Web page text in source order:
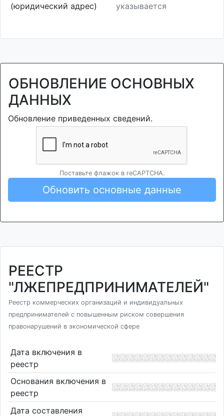
(юридический адрес)
указывается
ОБНОВЛЕНИЕ ОСНОВНЫХ
ДАННЫХ
Обновление приведенных сведений.
Поставьте флажок в reCAPTCHA.
Обновить основные данные
РЕЕСТР
"ЛЖЕПРЕДПРИНИМАТЕЛЕЙ"
Реестр коммерческих организаций и индивидуальных
предпринимателей с повышенным риском совершения
правонарушений в экономической сфере
Дата включения в
реестр
Основания включения в
реестр
Дата составления